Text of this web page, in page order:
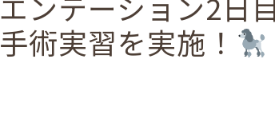
術実習を実施！